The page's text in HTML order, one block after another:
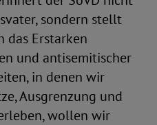
sondern stellt
das Erstarken
und antisemitischer
in denen wir
Ausgrenzung und
wollen wir